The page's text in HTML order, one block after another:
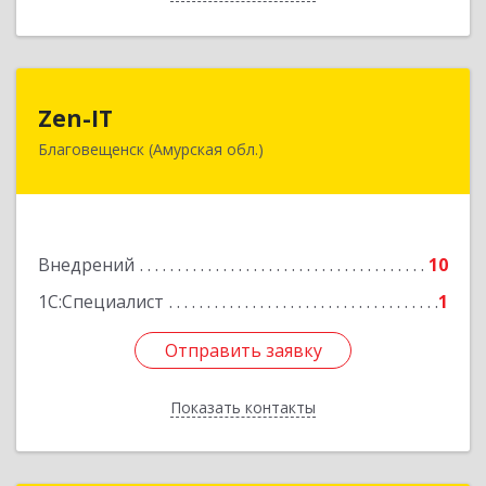
Zen-IT
Благовещенск (Амурская обл.)
Внедрений
10
1С:Специалист
1
Отправить заявку
Показать контакты
675016, Амурская обл, Благовещенск г,
Отправить заявку
Назад